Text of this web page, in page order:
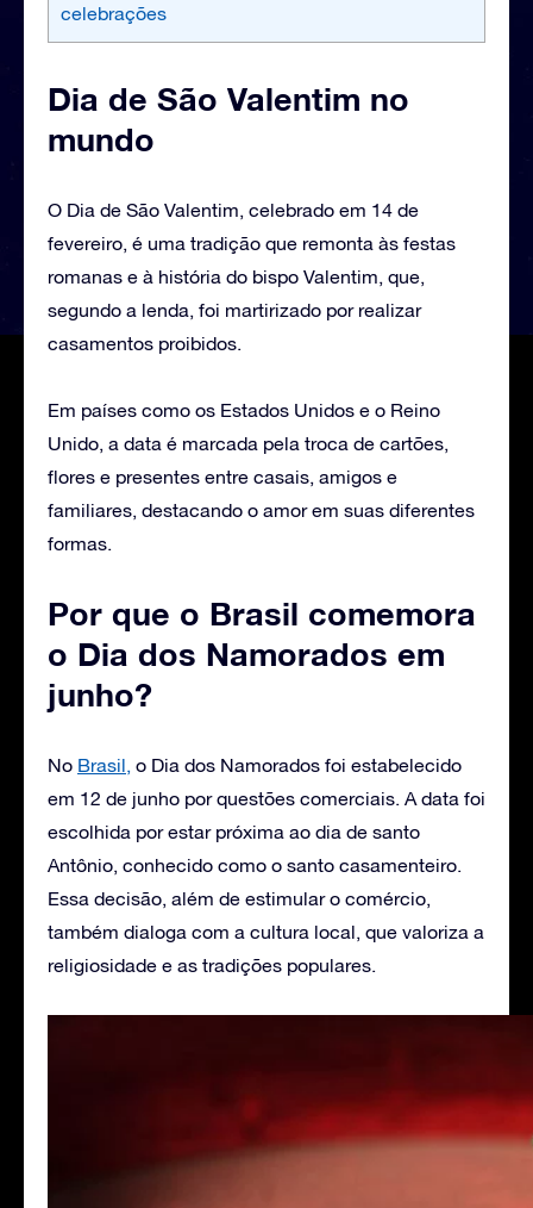
celebrações
Dia de São Valentim no
mundo
O Dia de São Valentim, celebrado em 14 de
fevereiro, é uma tradição que remonta às festas
romanas e à história do bispo Valentim, que,
segundo a lenda, foi martirizado por realizar
casamentos proibidos.
Em países como os Estados Unidos e o Reino
Unido, a data é marcada pela troca de cartões,
flores e presentes entre casais, amigos e
familiares, destacando o amor em suas diferentes
formas.
Por que o Brasil comemora
o Dia dos Namorados em
junho?
No Brasil, o Dia dos Namorados foi estabelecido
em 12 de junho por questões comerciais. A data foi
escolhida por estar próxima ao dia de santo
Antônio, conhecido como o santo casamenteiro.
Essa decisão, além de estimular o comércio,
também dialoga com a cultura local, que valoriza a
religiosidade e as tradições populares.